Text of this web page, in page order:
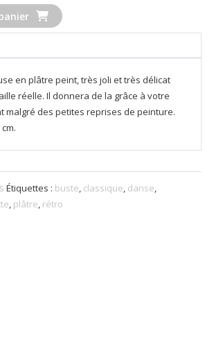
en plâtre peint, très joli et très délicat
réelle. Il donnera de la grâce à votre
malgré des petites reprises de peinture.
Étiquettes : buste, classique, danse,
, plâtre, rétro